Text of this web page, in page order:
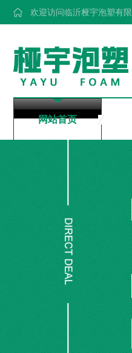
欢迎访问临沂桠宇泡塑有限
网站首页